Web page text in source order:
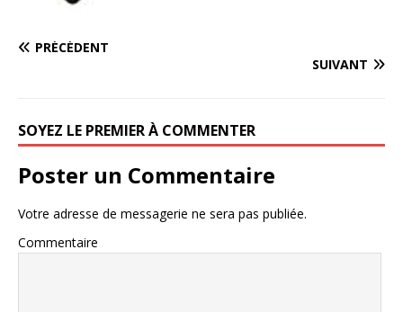
PRÉCÉDENT
SUIVANT
SOYEZ LE PREMIER À COMMENTER
Poster un Commentaire
Votre adresse de messagerie ne sera pas publiée.
Commentaire